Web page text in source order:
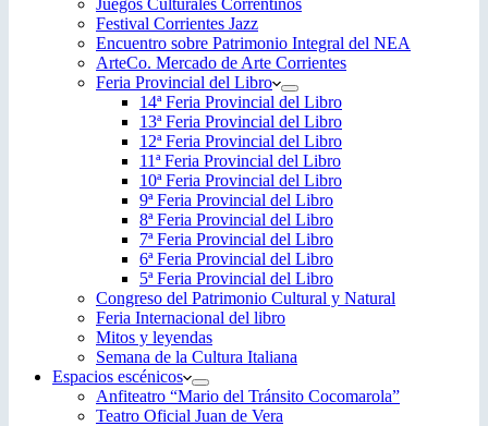
Juegos Culturales Correntinos
Festival Corrientes Jazz
Encuentro sobre Patrimonio Integral del NEA
ArteCo. Mercado de Arte Corrientes
Feria Provincial del Libro
14ª Feria Provincial del Libro
13ª Feria Provincial del Libro
12ª Feria Provincial del Libro
11ª Feria Provincial del Libro
10ª Feria Provincial del Libro
9ª Feria Provincial del Libro
8ª Feria Provincial del Libro
7ª Feria Provincial del Libro
6ª Feria Provincial del Libro
5ª Feria Provincial del Libro
Congreso del Patrimonio Cultural y Natural
Feria Internacional del libro
Mitos y leyendas
Semana de la Cultura Italiana
Espacios escénicos
Anfiteatro “Mario del Tránsito Cocomarola”
Teatro Oficial Juan de Vera